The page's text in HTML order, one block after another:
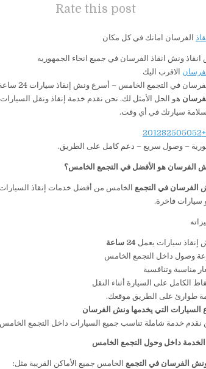
Rate this post
الفرسان امانك في كل مكان
الاقرب اليك
في التجمع الخامس – أسرع ونش إنقاذ سيارات 24 ساعةإذا كنت تبحث عن
هو الحل الأمثل لك. نحن نقدم خدمة إنقاذ ونقل السيارات على مدار
سيارتك في أي وقت.
– وصول سريع – دعم كامل على الطريق.
الفرسان هو الأفضل في التجمع الخامس؟
الفرسان في التجمع الخامس من أفضل خدمات إنقاذ السيارات
إنقاذ سيارات يعمل 24 ساعة
وصول داخل التجمع الخامس
مناسبة وتنافسية
الكامل على السيارة أثناء النقل
طوارئ على الطريق موقعك.
السيارات التي يخدمها ونش الفرسان
نقدم خدمة شاملة تناسب جميع السيارات داخل التجمع
داخل وحول التجمع الخامس
الفرسان في التجمع الخامس جميع الأماكن القريبة مثل: